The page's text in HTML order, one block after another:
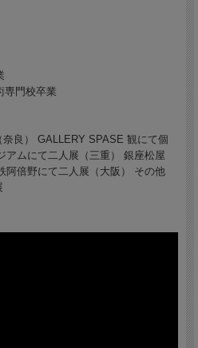
専門校卒業
良） GALLERY SPASE 観にて個
アムにて二人展（三重） 銀座松屋
阿倍野にて二人展（大阪） その他